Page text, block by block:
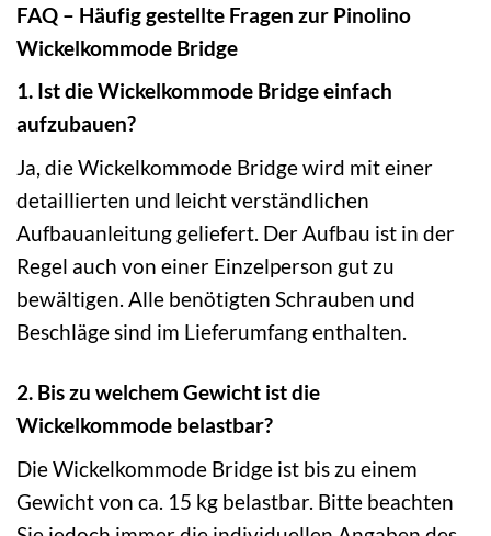
FAQ – Häufig gestellte Fragen zur Pinolino
Wickelkommode Bridge
1. Ist die Wickelkommode Bridge einfach
aufzubauen?
Ja, die Wickelkommode Bridge wird mit einer
detaillierten und leicht verständlichen
Aufbauanleitung geliefert. Der Aufbau ist in der
Regel auch von einer Einzelperson gut zu
bewältigen. Alle benötigten Schrauben und
Beschläge sind im Lieferumfang enthalten.
2. Bis zu welchem Gewicht ist die
Wickelkommode belastbar?
Die Wickelkommode Bridge ist bis zu einem
Gewicht von ca. 15 kg belastbar. Bitte beachten